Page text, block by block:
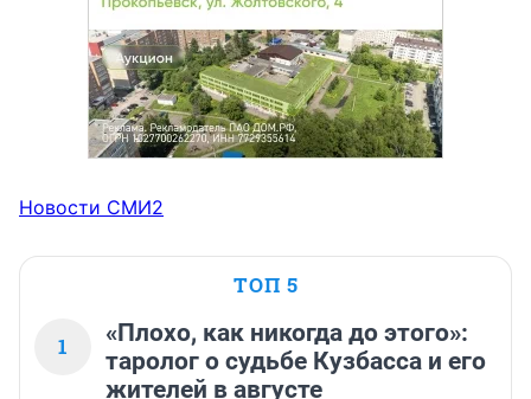
Новости СМИ2
ТОП 5
1
«Плохо, как никогда до этого»:
таролог о судьбе Кузбасса и его
жителей в августе